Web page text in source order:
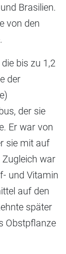
Brasilien.
von den
bis zu 1,2
der
der sie
Er war von
sie mit auf
war
und Vitamin
auf den
später
Obstpflanze